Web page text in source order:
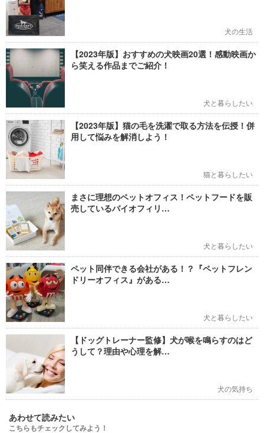
犬の生活
【2023年版】おすすめの犬映画20選！感動映画か
ら笑える作品までご紹介！
犬と暮らしたい
【2023年版】猫の毛を洗濯で取る方法を伝授！併
用して悩みを解消しよう！
猫と暮らしたい
まさに理想のペットオフィス！ペットフードを販
売しているバイオフィリ…
犬と暮らしたい
ペット同伴できる会社がある！？『ペットフレン
ドリーオフィス』がある…
犬と暮らしたい
【ドッグトレーナー監修】犬が喉を鳴らすのはど
うして？理由や心理を解…
犬の気持ち
あわせて読みたい
こちらもチェックしてみよう！